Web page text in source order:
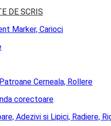
DE SCRIS
Marker, Carioci
Cerneala, Rollere
corectoare
Adezivi si Lipici, Radiere,